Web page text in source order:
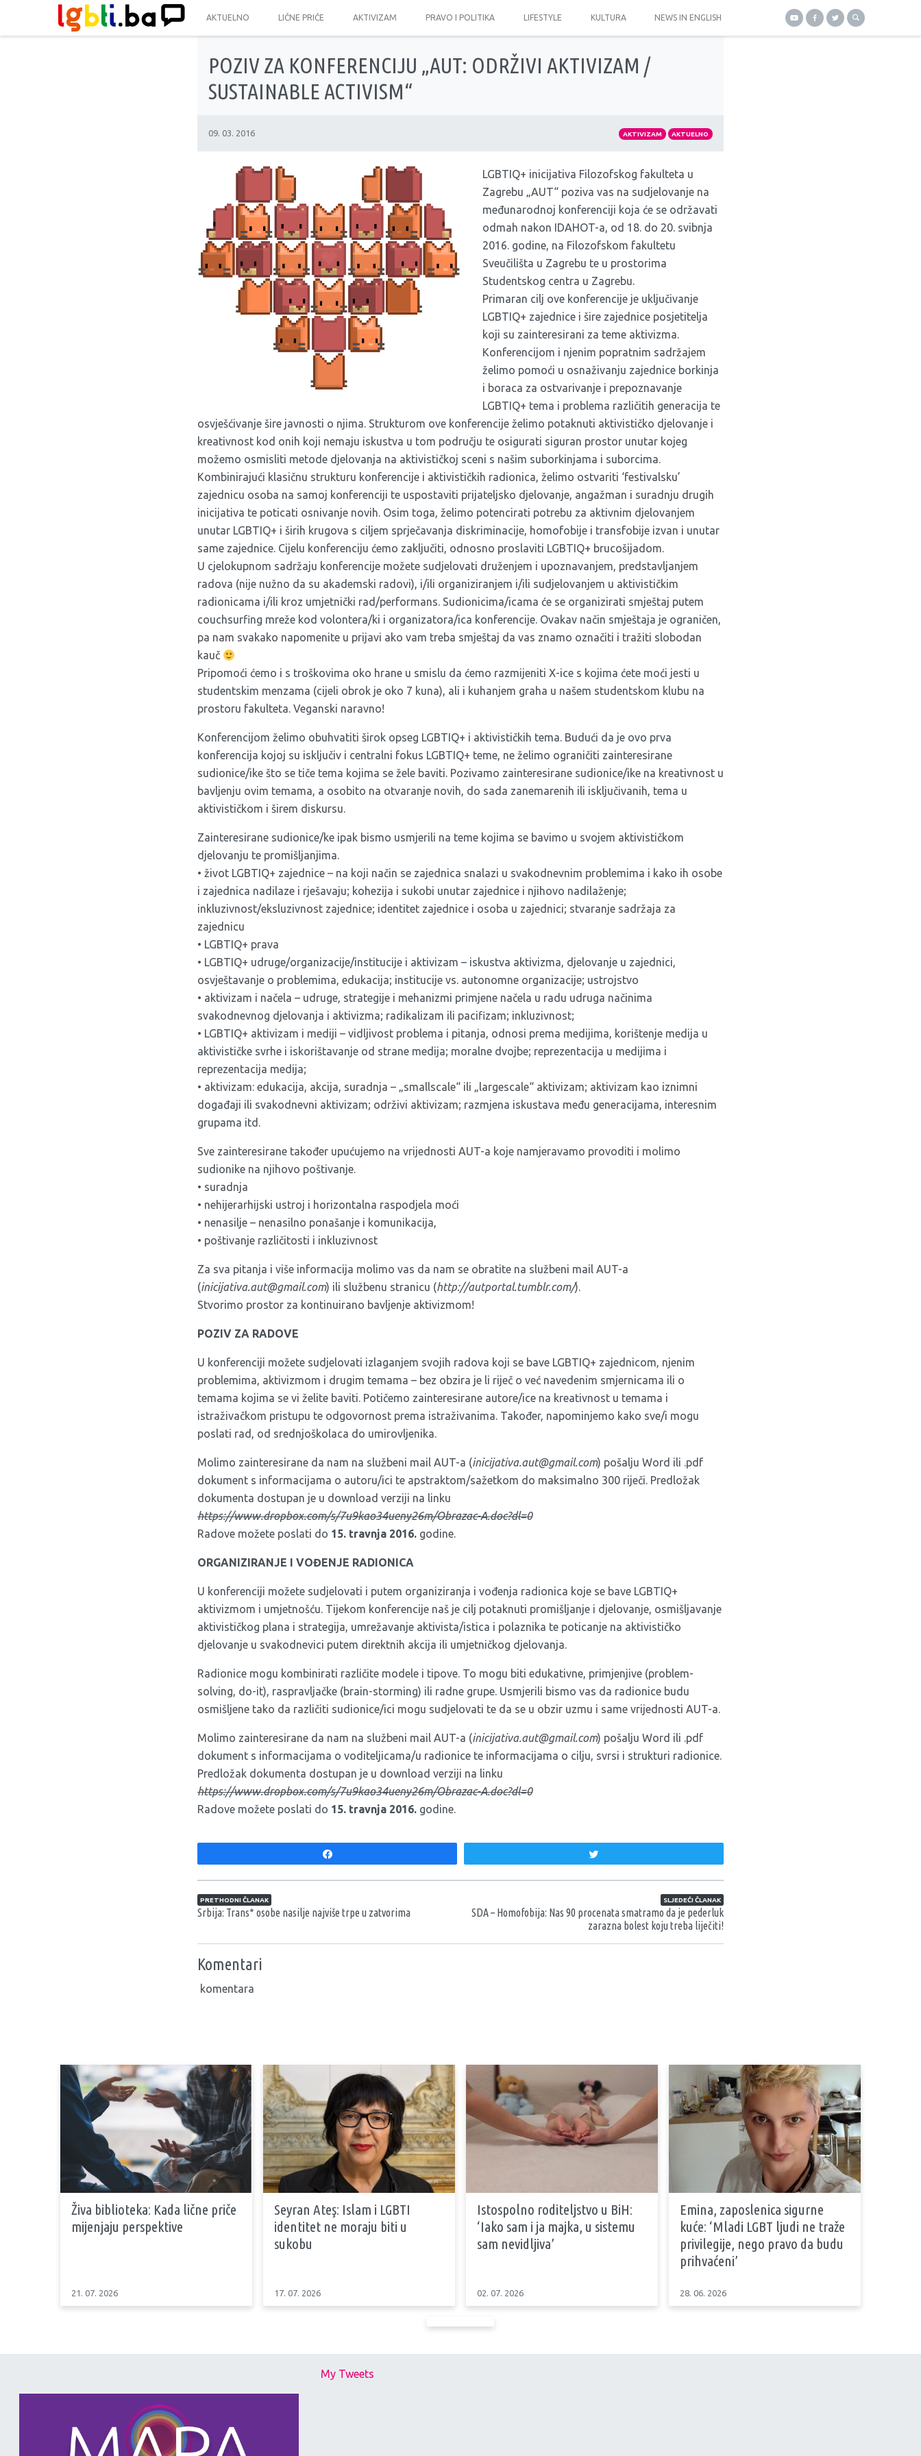
AKTUELNO LIČNE PRIČE AKTIVIZAM PRAVO I POLITIKA LIFESTYLE KULTURA NEWS IN ENGLISH
POZIV ZA KONFERENCIJU „AUT: ODRŽIVI AKTIVIZAM /
SUSTAINABLE ACTIVISM“
09. 03. 2016 AKTIVIZAM AKTUELNO
LGBTIQ+ inicijativa Filozofskog fakulteta u
Zagrebu „AUT“ poziva vas na sudjelovanje na
međunarodnoj konferenciji koja će se održavati
odmah nakon IDAHOT-a, od 18. do 20. svibnja
2016. godine, na Filozofskom fakultetu
Sveučilišta u Zagrebu te u prostorima
Studentskog centra u Zagrebu.
Primaran cilj ove konferencije je uključivanje
LGBTIQ+ zajednice i šire zajednice posjetitelja
koji su zainteresirani za teme aktivizma.
Konferencijom i njenim popratnim sadržajem
želimo pomoći u osnaživanju zajednice borkinja
i boraca za ostvarivanje i prepoznavanje
LGBTIQ+ tema i problema različitih generacija te
osvješćivanje šire javnosti o njima. Strukturom ove konferencije želimo potaknuti aktivističko djelovanje i
kreativnost kod onih koji nemaju iskustva u tom području te osigurati siguran prostor unutar kojeg
možemo osmisliti metode djelovanja na aktivističkoj sceni s našim suborkinjama i suborcima.
Kombinirajući klasičnu strukturu konferencije i aktivističkih radionica, želimo ostvariti ‘festivalsku’
zajednicu osoba na samoj konferenciji te uspostaviti prijateljsko djelovanje, angažman i suradnju drugih
inicijativa te poticati osnivanje novih. Osim toga, želimo potencirati potrebu za aktivnim djelovanjem
unutar LGBTIQ+ i širih krugova s ciljem sprječavanja diskriminacije, homofobije i transfobije izvan i unutar
same zajednice. Cijelu konferenciju ćemo zaključiti, odnosno proslaviti LGBTIQ+ brucošijadom.
U cjelokupnom sadržaju konferencije možete sudjelovati druženjem i upoznavanjem, predstavljanjem
radova (nije nužno da su akademski radovi), i/ili organiziranjem i/ili sudjelovanjem u aktivističkim
radionicama i/ili kroz umjetnički rad/performans. Sudionicima/icama će se organizirati smještaj putem
couchsurfing mreže kod volontera/ki i organizatora/ica konferencije. Ovakav način smještaja je ograničen,
pa nam svakako napomenite u prijavi ako vam treba smještaj da vas znamo označiti i tražiti slobodan
kauč
Pripomoći ćemo i s troškovima oko hrane u smislu da ćemo razmijeniti X-ice s kojima ćete moći jesti u
studentskim menzama (cijeli obrok je oko 7 kuna), ali i kuhanjem graha u našem studentskom klubu na
prostoru fakulteta. Veganski naravno!
Konferencijom želimo obuhvatiti širok opseg LGBTIQ+ i aktivističkih tema. Budući da je ovo prva
konferencija kojoj su isključiv i centralni fokus LGBTIQ+ teme, ne želimo ograničiti zainteresirane
sudionice/ike što se tiče tema kojima se žele baviti. Pozivamo zainteresirane sudionice/ike na kreativnost u
bavljenju ovim temama, a osobito na otvaranje novih, do sada zanemarenih ili isključivanih, tema u
aktivističkom i širem diskursu.
Zainteresirane sudionice/ke ipak bismo usmjerili na teme kojima se bavimo u svojem aktivističkom
djelovanju te promišljanjima.
• život LGBTIQ+ zajednice – na koji način se zajednica snalazi u svakodnevnim problemima i kako ih osobe
i zajednica nadilaze i rješavaju; kohezija i sukobi unutar zajednice i njihovo nadilaženje;
inkluzivnost/eksluzivnost zajednice; identitet zajednice i osoba u zajednici; stvaranje sadržaja za
zajednicu
• LGBTIQ+ prava
• LGBTIQ+ udruge/organizacije/institucije i aktivizam – iskustva aktivizma, djelovanje u zajednici,
osvještavanje o problemima, edukacija; institucije vs. autonomne organizacije; ustrojstvo
• aktivizam i načela – udruge, strategije i mehanizmi primjene načela u radu udruga načinima
svakodnevnog djelovanja i aktivizma; radikalizam ili pacifizam; inkluzivnost;
• LGBTIQ+ aktivizam i mediji – vidljivost problema i pitanja, odnosi prema medijima, korištenje medija u
aktivističke svrhe i iskorištavanje od strane medija; moralne dvojbe; reprezentacija u medijima i
reprezentacija medija;
• aktivizam: edukacija, akcija, suradnja – „smallscale“ ili „largescale“ aktivizam; aktivizam kao iznimni
događaji ili svakodnevni aktivizam; održivi aktivizam; razmjena iskustava među generacijama, interesnim
grupama itd.
Sve zainteresirane također upućujemo na vrijednosti AUT-a koje namjeravamo provoditi i molimo
sudionike na njihovo poštivanje.
• suradnja
• nehijerarhijski ustroj i horizontalna raspodjela moći
• nenasilje – nenasilno ponašanje i komunikacija,
• poštivanje različitosti i inkluzivnost
Za sva pitanja i više informacija molimo vas da nam se obratite na službeni mail AUT-a
(inicijativa.aut@gmail.com) ili službenu stranicu (http://autportal.tumblr.com/).
Stvorimo prostor za kontinuirano bavljenje aktivizmom!
POZIV ZA RADOVE
U konferenciji možete sudjelovati izlaganjem svojih radova koji se bave LGBTIQ+ zajednicom, njenim
problemima, aktivizmom i drugim temama – bez obzira je li riječ o već navedenim smjernicama ili o
temama kojima se vi želite baviti. Potičemo zainteresirane autore/ice na kreativnost u temama i
istraživačkom pristupu te odgovornost prema istraživanima. Također, napominjemo kako sve/i mogu
poslati rad, od srednjoškolaca do umirovljenika.
Molimo zainteresirane da nam na službeni mail AUT-a (inicijativa.aut@gmail.com) pošalju Word ili .pdf
dokument s informacijama o autoru/ici te apstraktom/sažetkom do maksimalno 300 riječi. Predložak
dokumenta dostupan je u download verziji na linku
https://www.dropbox.com/s/7u9kao34ueny26m/Obrazac-A.doc?dl=0
Radove možete poslati do 15. travnja 2016. godine.
ORGANIZIRANJE I VOĐENJE RADIONICA
U konferenciji možete sudjelovati i putem organiziranja i vođenja radionica koje se bave LGBTIQ+
aktivizmom i umjetnošću. Tijekom konferencije naš je cilj potaknuti promišljanje i djelovanje, osmišljavanje
aktivističkog plana i strategija, umrežavanje aktivista/istica i polaznika te poticanje na aktivističko
djelovanje u svakodnevici putem direktnih akcija ili umjetničkog djelovanja.
Radionice mogu kombinirati različite modele i tipove. To mogu biti edukativne, primjenjive (problem-
solving, do-it), raspravljačke (brain-storming) ili radne grupe. Usmjerili bismo vas da radionice budu
osmišljene tako da različiti sudionice/ici mogu sudjelovati te da se u obzir uzmu i same vrijednosti AUT-a.
Molimo zainteresirane da nam na službeni mail AUT-a (inicijativa.aut@gmail.com) pošalju Word ili .pdf
dokument s informacijama o voditeljicama/u radionice te informacijama o cilju, svrsi i strukturi radionice.
Predložak dokumenta dostupan je u download verziji na linku
https://www.dropbox.com/s/7u9kao34ueny26m/Obrazac-A.doc?dl=0
Radove možete poslati do 15. travnja 2016. godine.
Navigacija članaka
PRETHODNI ČLANAK
Srbija: Trans* osobe nasilje najviše trpe u zatvorima
SLJEDEĆI ČLANAK
SDA – Homofobija: Nas 90 procenata smatramo da je pederluk
zarazna bolest koju treba liječiti!
Komentari
komentara
Živa biblioteka: Kada lične priče
mijenjaju perspektive
21. 07. 2026
Seyran Ateş: Islam i LGBTI
identitet ne moraju biti u
sukobu
17. 07. 2026
Istospolno roditeljstvo u BiH:
‘Iako sam i ja majka, u sistemu
sam nevidljiva’
02. 07. 2026
Emina, zaposlenica sigurne
kuće: ‘Mladi LGBT ljudi ne traže
privilegije, nego pravo da budu
prihvaćeni’
28. 06. 2026
My Tweets